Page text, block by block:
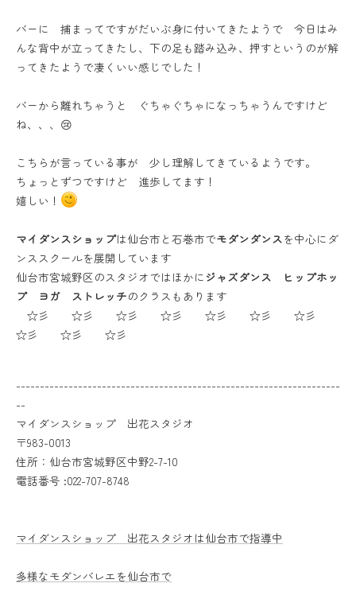
バーに 捕まってですがだいぶ身に付いてきたようで 今日はみ
んな背中が立ってきたし、下の足も踏み込み、押すというのが解
ってきたようで凄くいい感じでした！
バーから離れちゃうと ぐちゃぐちゃになっちゃうんですけど
ね、、、😢
こちらが言っている事が 少し理解してきているようです。
ちょっとずつですけど 進歩してます！
嬉しい！
マイダンスショップは仙台市と石巻市でモダンダンスを中心にダ
ンススクールを展開しています
仙台市宮城野区のスタジオではほかに ジャズダンス ヒップホッ
プ ヨガ ストレッチのクラスもあります
☆彡 ☆彡 ☆彡 ☆彡 ☆彡 ☆彡 ☆彡
☆彡 ☆彡 ☆彡
--------------------------------------------------------------------
--
マイダンスショップ 出花スタジオ
〒983-0013
住所：仙台市宮城野区中野2-7-10
電話番号 :022-707-8748
マイダンスショップ 出花スタジオは仙台市で指導中
多様なモダンバレエを仙台市で